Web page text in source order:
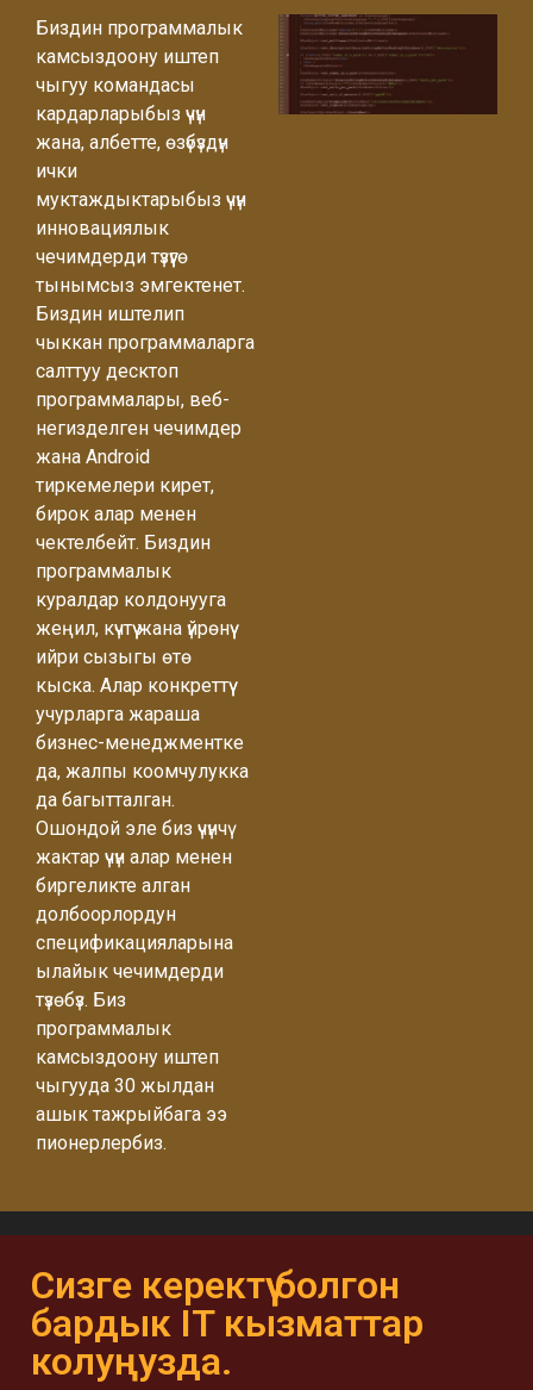
Көбүрөөк билүү
Көбүрөөк билүү
Көбүрөөк билүү
Биздин программалык
камсыздоону иштеп
чыгуу командасы
кардарларыбыз үчүн
жана, албетте, өзүбүздүн
ички
муктаждыктарыбыз үчүн
инновациялык
чечимдерди түзүүгө
тынымсыз эмгектенет.
Биздин иштелип
чыккан программаларга
салттуу десктоп
программалары, веб-
негизделген чечимдер
жана Android
тиркемелери кирет,
бирок алар менен
чектелбейт. Биздин
программалык
куралдар колдонууга
жеңил, күчтүү жана үйрөнүү
ийри сызыгы өтө
кыска. Алар конкреттүү
учурларга жараша
бизнес-менеджментке
да, жалпы коомчулукка
да багытталган.
Ошондой эле биз үчүнчү
жактар үчүн алар менен
биргеликте алган
долбоорлордун
спецификацияларына
ылайык чечимдерди
түзөбүз. Биз
программалык
камсыздоону иштеп
чыгууда 30 жылдан
ашык тажрыйбага ээ
пионерлербиз.
Сизге керектүү болгон
бардык IT кызматтар
колуңузда.